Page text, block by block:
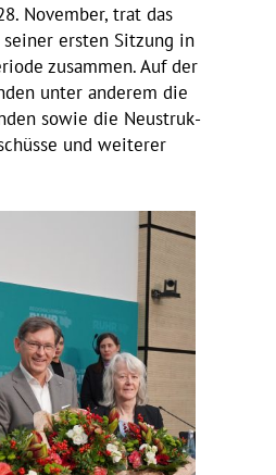
November, trat das
ersten Sitzung in
zusammen. Auf der
unter anderem die
sowie die Neustruk­
und weiterer